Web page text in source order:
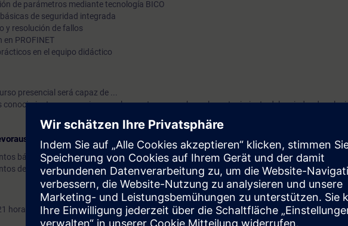
de parámetros mediante tecnología BICO
de seguridad integrada
y resolución de fallos
en PROFINET
en el equipo didáctico
presencial será capaz de ...
conocimientos necesarios para la puesta en marcha y el mantenimiento del variador de
básicos sobre motores
de Windows a nivel de usuario
horas